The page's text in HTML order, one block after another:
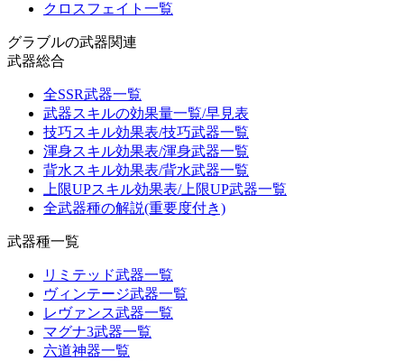
クロスフェイト一覧
グラブルの武器関連
武器総合
全SSR武器一覧
武器スキルの効果量一覧/早見表
技巧スキル効果表/技巧武器一覧
渾身スキル効果表/渾身武器一覧
背水スキル効果表/背水武器一覧
上限UPスキル効果表/上限UP武器一覧
全武器種の解説(重要度付き)
武器種一覧
リミテッド武器一覧
ヴィンテージ武器一覧
レヴァンス武器一覧
マグナ3武器一覧
六道神器一覧